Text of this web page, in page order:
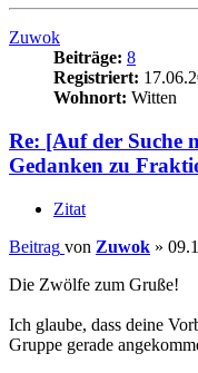
Zuwok
Beiträge: 8
Registriert:
Wohnort: Witten
Re: [Auf der Suche
Gedanken zu
Zitat
Beitrag von Zuwok »
Die Zwölfe zum Gruße!
Ich glaube, dass deine
Gruppe gerade